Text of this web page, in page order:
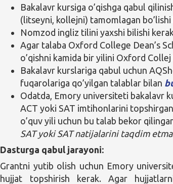
Bakalavr kursiga o’qishga qabul
(litseyni, kollejni) tamomlagan bo’lishi
Nomzod ingliz tilini yaxshi bilishi
Agar talaba Oxford College Dean’s
o’qishni kamida bir yilini Oxford Collej
Bakalavr kurslariga qabul uchun
fuqarolariga qo’yilgan talablar bilan
Odatda, Emory universiteti bakalavr
ACT yoki SAT imtihonlarini
o’quv yili uchun bu talab bekor
SAT yoki SAT natijalarini taqdim
Dasturga qabul jarayoni:
Grantni yutib olish uchun Emory
hujjat topshirish kerak. Agar